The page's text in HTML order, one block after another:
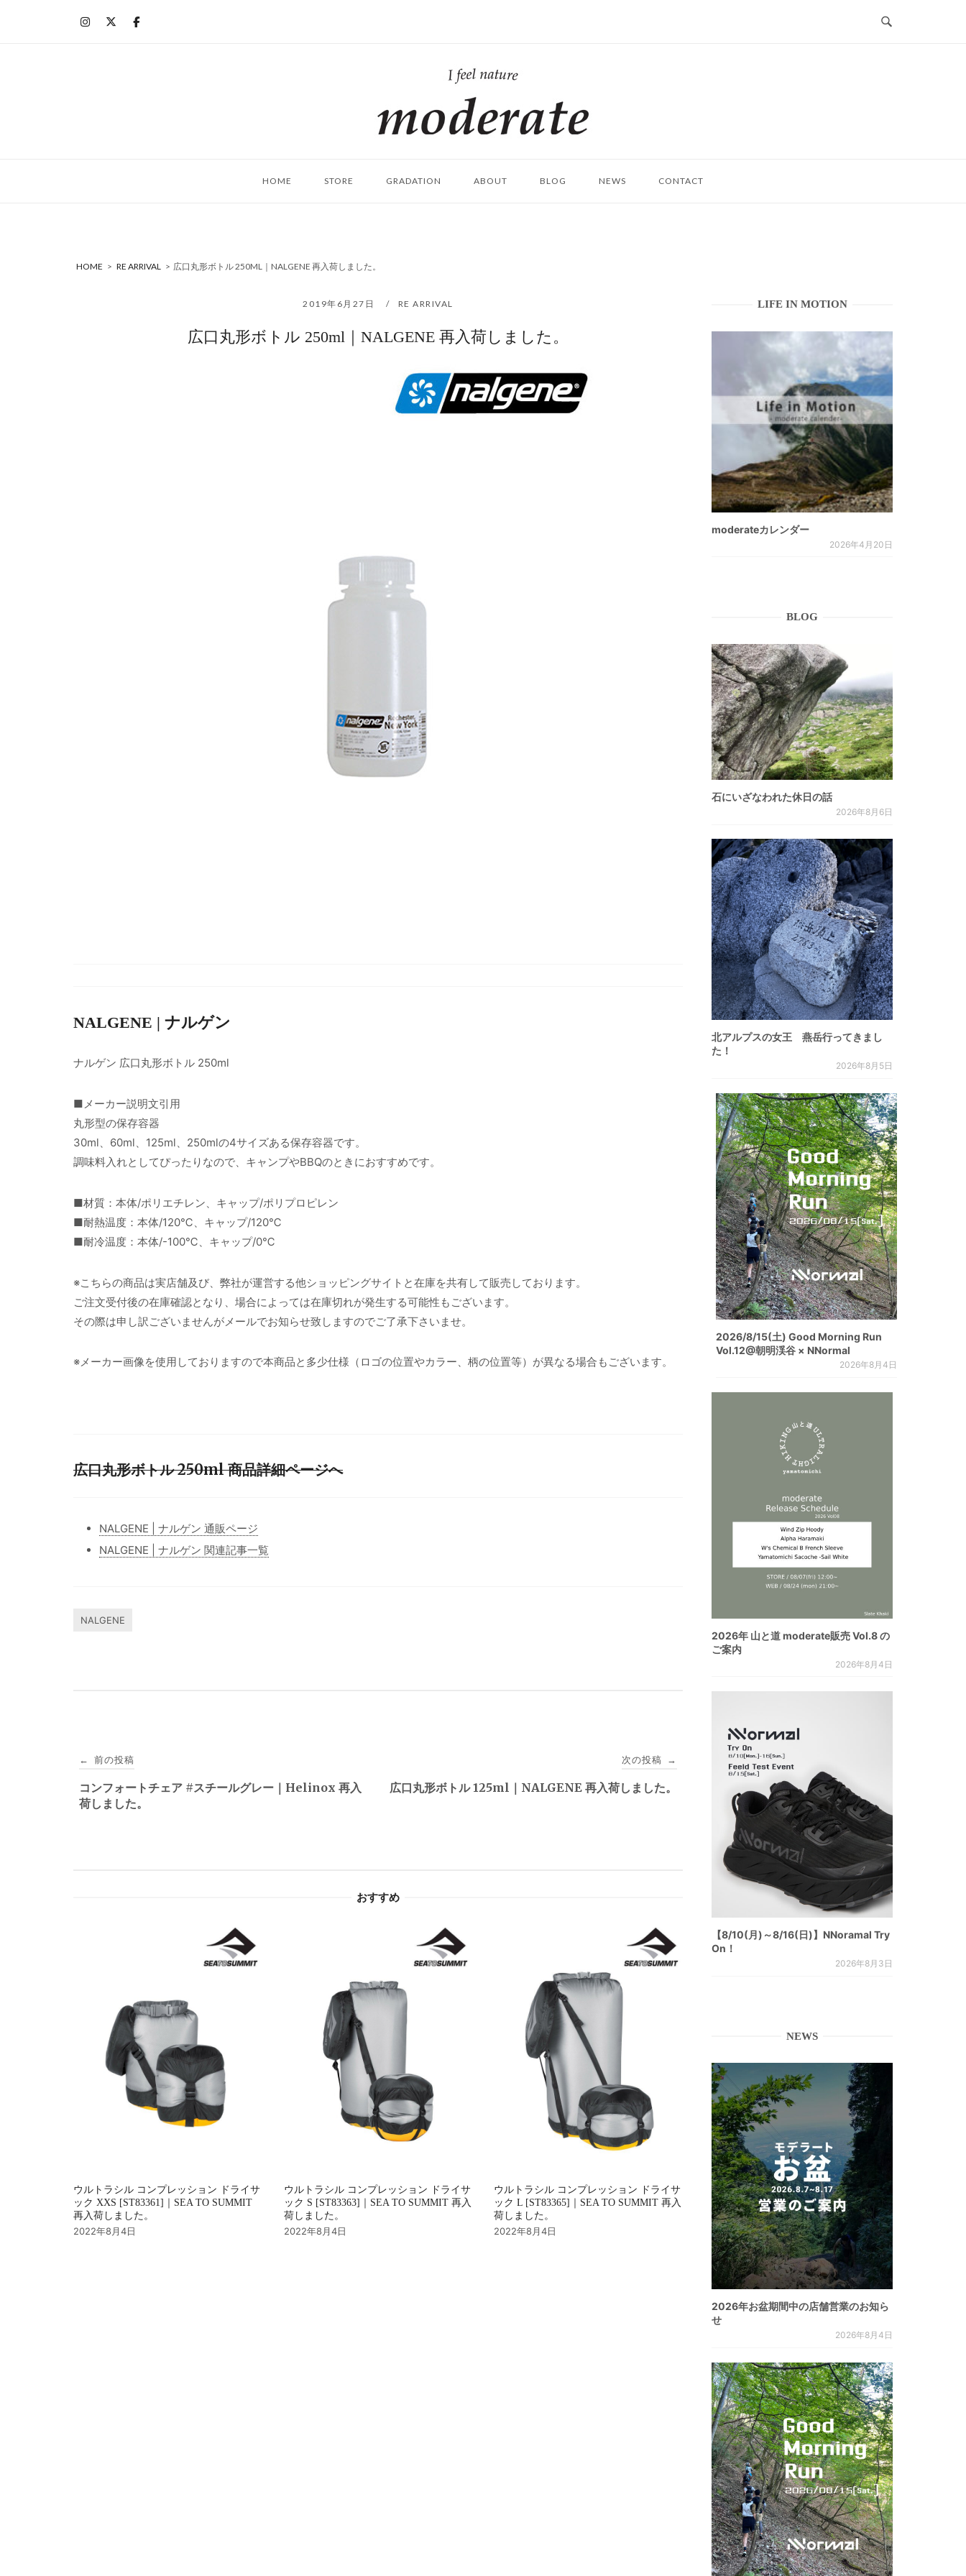
ム
HOME STORE GRADATION ABOUT BLOG NEWS CONTACT
HOME > RE ARRIVAL > 広口丸形ボトル 250ML｜NALGENE 再入荷しました。
2019年6月27日 RE ARRIVAL
広口丸形ボトル 250ml｜NALGENE 再入荷しました。
NALGENE | ナルゲン
ナルゲン 広口丸形ボトル 250ml
■メーカー説明文引用
丸形型の保存容器
30ml、60ml、125ml、250mlの4サイズある保存容器です。
調味料入れとしてぴったりなので、キャンプやBBQのときにおすすめです。
■材質：本体/ポリエチレン、キャップ/ポリプロピレン
■耐熱温度：本体/120℃、キャップ/120℃
■耐冷温度：本体/-100℃、キャップ/0℃
※こちらの商品は実店舗及び、弊社が運営する他ショッピングサイトと在庫を共有して販売しております。
ご注文受付後の在庫確認となり、場合によっては在庫切れが発生する可能性もございます。
その際は申し訳ございませんがメールでお知らせ致しますのでご了承下さいませ。
※メーカー画像を使用しておりますので本商品と多少仕様（ロゴの位置やカラー、柄の位置等）が異なる場合もございます。
広口丸形ボトル 250ml 商品詳細ページへ
NALGENE | ナルゲン 通販ページ
NALGENE | ナルゲン 関連記事一覧
NALGENE
稿
ナ
← 前の投稿
コンフォートチェア #スチールグレー｜Helinox 再入
荷しました。
次の投稿 →
広口丸形ボトル 125ml｜NALGENE 再入荷しました。
おすすめ
ウルトラシル コンプレッション ドライサ
ック XXS [ST83361]｜SEA TO SUMMIT
再入荷しました。
2022年8月4日
ウルトラシル コンプレッション ドライサ
ック S [ST83363]｜SEA TO SUMMIT 再入
荷しました。
2022年8月4日
ウルトラシル コンプレッション ドライサ
ック L [ST83365]｜SEA TO SUMMIT 再入
荷しました。
2022年8月4日
LIFE IN MOTION
moderateカレンダー
2026年4月20日
BLOG
石にいざなわれた休日の話
2026年8月6日
北アルプスの女王 燕岳行ってきまし
た！
2026年8月5日
2026/8/15(土) Good Morning Run
Vol.12@朝明渓谷 × NNormal
2026年8月4日
2026年 山と道 moderate販売 Vol.8 の
ご案内
2026年8月4日
【8/10(月)～8/16(日)】NNoramal Try
On！
2026年8月3日
NEWS
2026年お盆期間中の店舗営業のお知ら
せ
2026年8月4日